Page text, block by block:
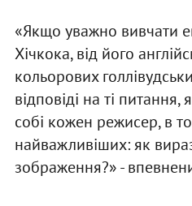
«Якщо уважно вивчати
Хічкока, від його
кольорових
відповіді на ті
собі кожен режисер, в
найважливіших: як
зображення?» -